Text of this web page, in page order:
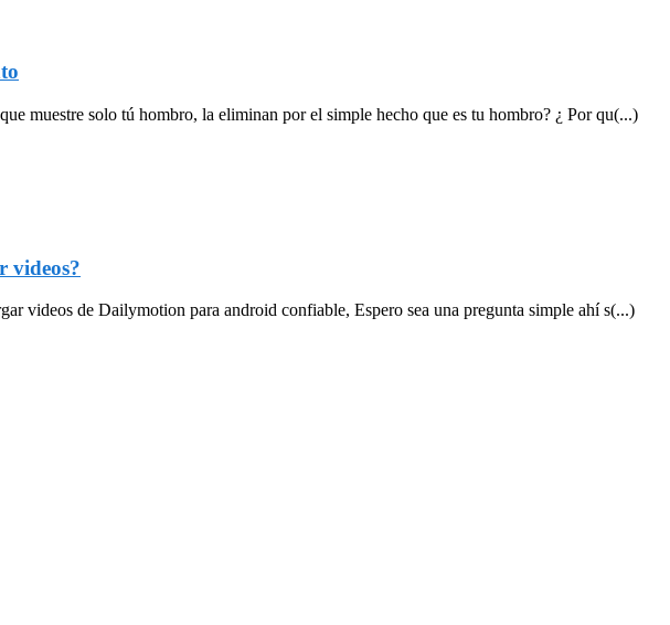
muestre solo tú hombro, la eliminan por el simple hecho que es tu hombro? ¿ Por qu(...)
videos?
videos de Dailymotion para android confiable, Espero sea una pregunta simple ahí s(...)